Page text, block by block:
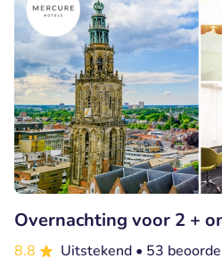
Overnachting voor 2 +
8.8 Uitstekend • 53